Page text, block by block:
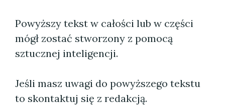
Powyższy tekst w całości lub w części
mógł zostać stworzony z pomocą
sztucznej inteligencji.
Jeśli masz uwagi do powyższego tekstu
to skontaktuj się z redakcją.